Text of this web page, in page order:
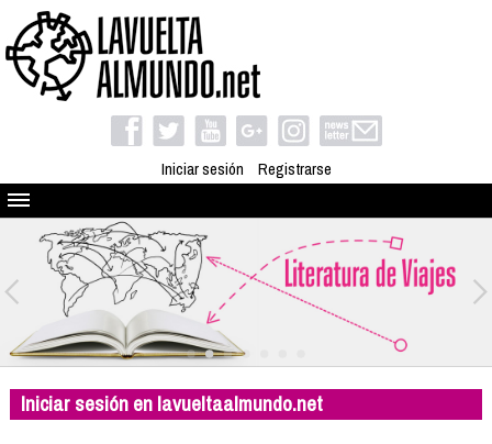
Iniciar sesión Registrarse
Quienes somos
El proyecto
Blog
Viaja con nosotros
Camino solidario
Libros
Iniciar sesión en lavueltaalmundo.net